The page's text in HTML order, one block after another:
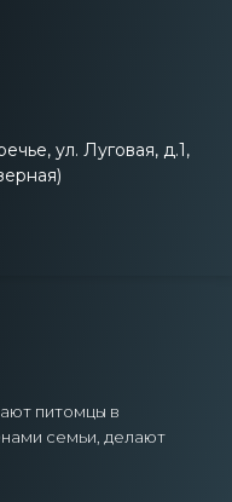
ул. Луговая, д.1,
питомцы в
семьи, делают